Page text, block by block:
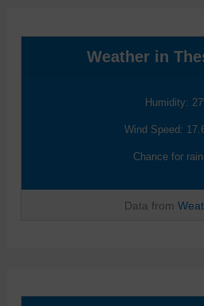
Weather in
Humidity:
Wind Speed:
Chance for
Data from